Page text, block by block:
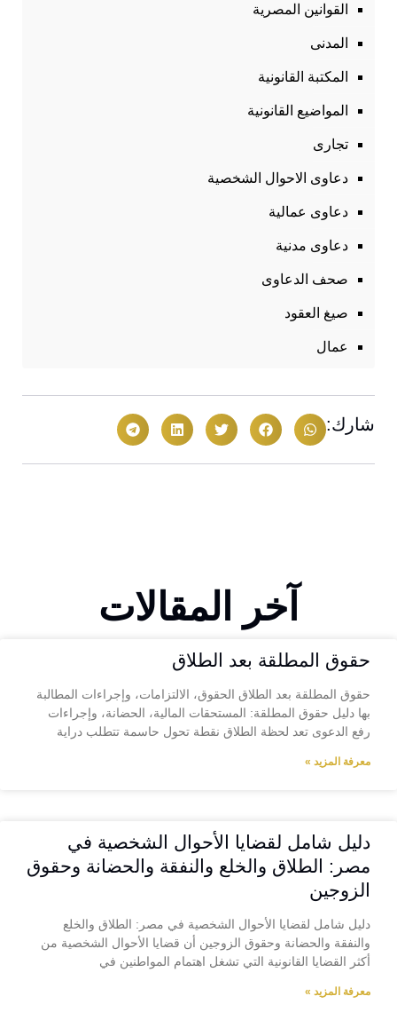
القوانين المصرية
المدنى
المكتبة القانونية
المواضيع القانونية
تجارى
دعاوى الاحوال الشخصية
دعاوى عمالية
دعاوى مدنية
صحف الدعاوى
صيغ العقود
عمال
شارك:
آخر المقالات
حقوق المطلقة بعد الطلاق
حقوق المطلقة بعد الطلاق الحقوق، الالتزامات، وإجراءات المطالبة
بها دليل حقوق المطلقة: المستحقات المالية، الحضانة، وإجراءات
رفع الدعوى تعد لحظة الطلاق نقطة تحول حاسمة تتطلب دراية
معرفة المزيد »
دليل شامل لقضايا الأحوال الشخصية في
مصر: الطلاق والخلع والنفقة والحضانة وحقوق
الزوجين
دليل شامل لقضايا الأحوال الشخصية في مصر: الطلاق والخلع
والنفقة والحضانة وحقوق الزوجين أن قضايا الأحوال الشخصية من
أكثر القضايا القانونية التي تشغل اهتمام المواطنين في
معرفة المزيد »